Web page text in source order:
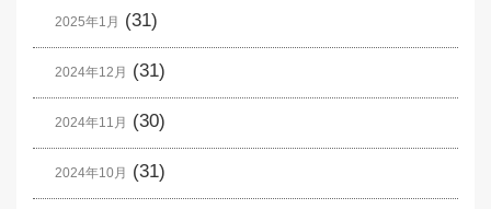
2025年1月 (31)
2024年12月 (31)
2024年11月 (30)
2024年10月 (31)